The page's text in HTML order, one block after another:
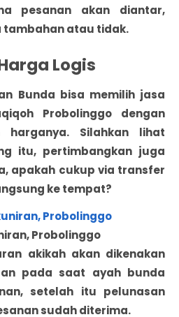
pesanan akan diantar,
tambahan atau tidak.
Logis
Bunda bisa memilih jasa
Probolinggo dengan
harganya. Silahkan lihat
itu, pertimbangkan juga
apakah cukup via transfer
ke tempat?
Probolinggo
akikah akan dikenakan
pada saat ayah bunda
setelah itu pelunasan
sudah diterima.